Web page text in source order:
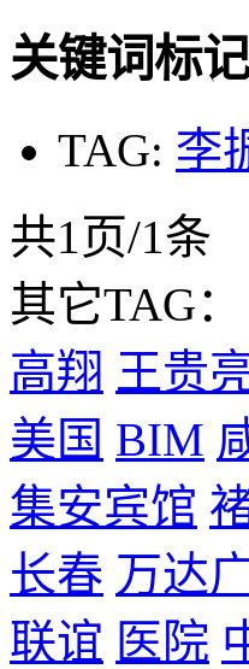
关键词标记
TAG: 李
共1页/1条
其它TAG：
高翔 王贵
美国 BIM
集安宾馆
长春 万达
联谊 医院